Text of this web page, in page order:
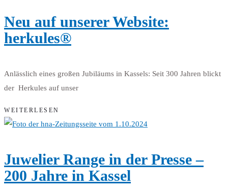
Neu auf unserer Website:
herkules®
Anlässlich eines großen Jubiläums in Kassels: Seit 300 Jahren blickt
der Herkules auf unser
WEITERLESEN
Juwelier Range in der Presse –
200 Jahre in Kassel